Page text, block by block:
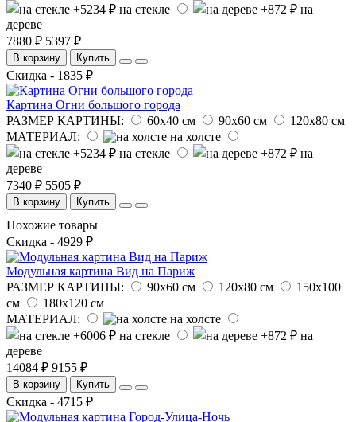
на стекле
на
дереве
7880 ₽ 5397 ₽
В корзину Купить
Скидка - 1835 ₽
Картина Огни большого города
РАЗМЕР КАРТИНЫ:
60х40 см 90х60 см
120х80 см
МАТЕРИАЛ:
на холсте
на стекле
на
дереве
7340 ₽ 5505 ₽
В корзину Купить
Похожие товары
Скидка - 4929 ₽
Модульная картина Вид на Париж
РАЗМЕР КАРТИНЫ:
90х60 см 120х80 см
150х100
см
180х120 см
МАТЕРИАЛ:
на холсте
на стекле
на
дереве
14084 ₽ 9155 ₽
В корзину Купить
Скидка - 4715 ₽